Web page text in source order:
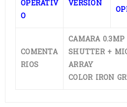
OPERATIV
O
VERSION
COMENTA
RIOS
CAMARA
SHUTTER +
ARRAY
COLOR IRON